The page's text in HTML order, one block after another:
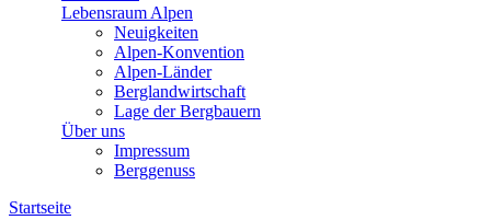
Lebensraum Alpen
Neuigkeiten
Alpen-Konvention
Alpen-Länder
Berglandwirtschaft
Lage der Bergbauern
Über uns
Impressum
Berggenuss
Startseite